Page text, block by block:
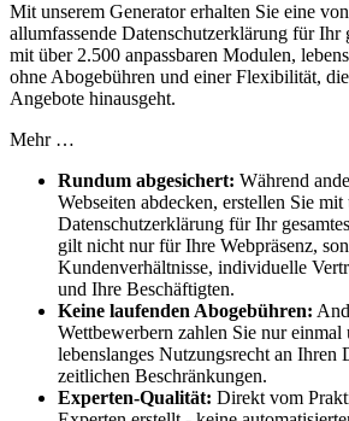
Mit unserem Generator erhalten Sie eine
allumfassende Datenschutzerklärung für Ihr
mit über 2.500 anpassbaren Modulen,
ohne Abogebühren und einer Flexibilität,
Angebote hinausgeht.
Mehr …
Rundum abgesichert: Während
Webseiten abdecken, erstellen Sie
Datenschutzerklärung für Ihr
gilt nicht nur für Ihre Webpräsenz,
Kundenverhältnisse, individuelle
und Ihre Beschäftigten.
Keine laufenden Abogebühren:
Wettbewerbern zahlen Sie nur einmal
lebenslanges Nutzungsrecht an Ihren
zeitlichen Beschränkungen.
Experten-Qualität: Direkt vom